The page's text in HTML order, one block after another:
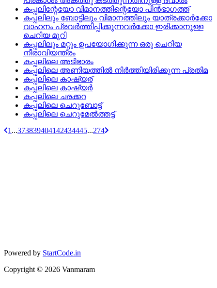
കപ്പലിന്റേയോ വിമാനത്തിന്റെയോ പിന്‍ഭാഗത്ത്
കപ്പലിലും ബോട്ടിലും വിമാനത്തിലും യാത്രക്കാര്‍ക്കോ
വാഹനം പ്രവര്‍ത്തിപ്പിക്കുന്നവര്‍ക്കോ ഇരിക്കാനുള്ള
ചെറിയ മുറി
കപ്പലിലും മറ്റും ഉപയോഗിക്കുന്ന ഒരു ചെറിയ
നീരാവിയന്ത്രം
കപ്പലിലെ അടിഭാരം
കപ്പലിലെ അണിയത്തില്‍ നിര്‍ത്തിയിരിക്കുന്ന പ്രതിമ
കപ്പലിലെ കാഷ്യര്
കപ്പലിലെ കാഷ്യര്‍
കപ്പലിലെ ചരക്കറ
കപ്പലിലെ ചെറുബോട്ട്
കപ്പലിലെ ചെറുമേല്‍ത്തട്ട്
1 ...373839404142434445...274
Powered by StartCode.in
Copyright © 2026 Vanmaram